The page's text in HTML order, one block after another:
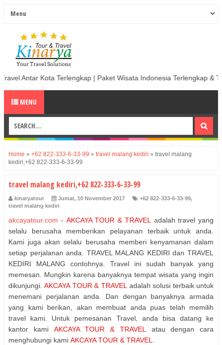
Terlengkap | Paket Wisata Indonesia Terlengkap & Termurah |
MENU
Home » +62 822-333-6-33-99 » travel malang kediri » travel malang
kediri,+62 822-333-6-33-99
travel malang kediri,+62 822-333-6-33-99
kinaryatour Jumat, 10 November 2017 +62 822-333-6-33-99,
travel malang kediri
akcayatour.com - AKCAYA TOUR & TRAVEL adalah travel yang
selalu berusaha memberikan pelayanan terbaik untuk anda.
Kami juga akan selalu berusaha memberi kenyamanan dalam
setiap perjalanan anda. TRAVEL MALANG KEDIRI dan TRAVEL
KEDIRI MALANG contohnya. Travel ini sudah banyak yang
memesan. Mungkin karena banyaknya tempat wisata yang ingin
dikunjungi. AKCAYA TOUR & TRAVEL adalah solusi terbaik untuk
menemani perjalanan anda. Dan dengan banyaknya armada
yang kami berikan, akan membuat anda puas telah memilih
travel kami. Untuk pemesanan Travel, anda bisa datang ke
kantor kami
AKCAYA TOUR & TRAVEL
atau dengan cara
menghubungi kami AKCAYA TOUR & TRAVEL